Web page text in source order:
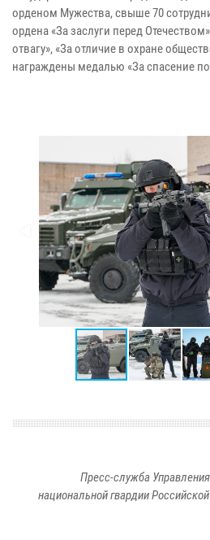
орденом Мужества, свыше 70
ордена «За заслуги перед
отвагу», «За отличие в охране
награждены медалью «За спасение
Пресс-служба
национальной гвардии